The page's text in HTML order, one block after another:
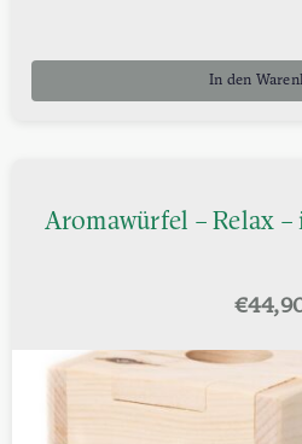
In den
Aromawürfel – Relax
€